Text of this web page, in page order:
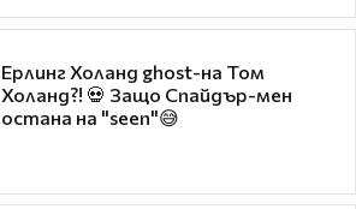
Ерлинг Холанд ghost-на Том
Холанд?! 💀 Защо Спайдър-мен
остана на "seen"😅